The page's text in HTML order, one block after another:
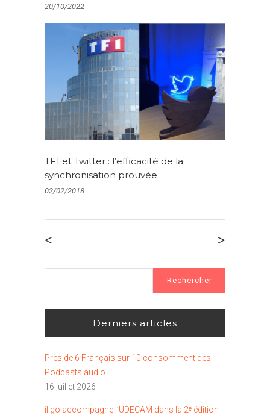
20/10/2022
TF1 et Twitter : l’efficacité de la
synchronisation prouvée
02/02/2018
< >
Derniers articles
Près de 6 Français sur 10 consomment des
Podcasts audio
16 juillet 2026
iligo accompagne l’UDECAM dans la 2ᵉ édition